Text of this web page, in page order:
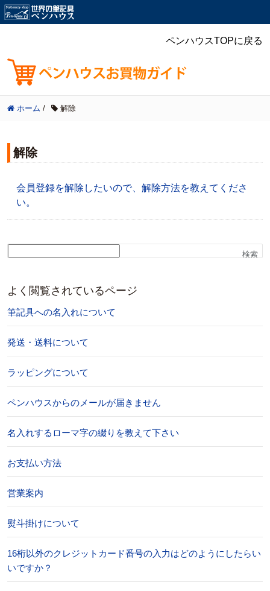
ペンハウスTOPに戻る
ホーム / 解除
解除
会員登録を解除したいので、解除方法を教えてくださ
い。
検索
よく閲覧されているページ
筆記具への名入れについて
発送・送料について
ラッピングについて
ペンハウスからのメールが届きません
名入れするローマ字の綴りを教えて下さい
お支払い方法
営業案内
熨斗掛けについて
16桁以外のクレジットカード番号の入力はどのようにしたらい
いですか？